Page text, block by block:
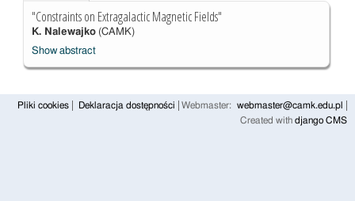
"Constraints on Extragalactic Magnetic Fields"
K. Nalewajko(CAMK)
Show abstract
Pliki cookies Deklaracja dostępności Webmaster:
webmaster@camk.edu.pl
Created with django CMS